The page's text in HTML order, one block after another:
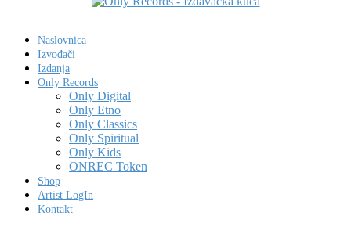
Naslovnica
Izvođači
Izdanja
Only Records
Only Digital
Only Etno
Only Classics
Only Spiritual
Only Kids
ONREC Token
Shop
Artist LogIn
Kontakt